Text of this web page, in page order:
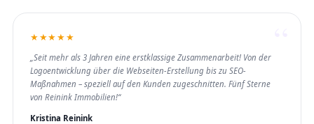
★★★★★
„Seit mehr als 3 Jahren eine erstklassige Zusammenarbeit! Von der
Logoentwicklung über die Webseiten-Erstellung bis zu SEO-
Maßnahmen – speziell auf den Kunden zugeschnitten. Fünf Sterne
von Reinink Immobilien!“
Kristina Reinink